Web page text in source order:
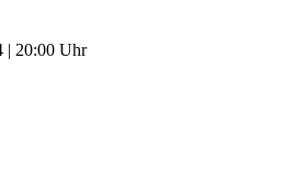
| 20:00 Uhr